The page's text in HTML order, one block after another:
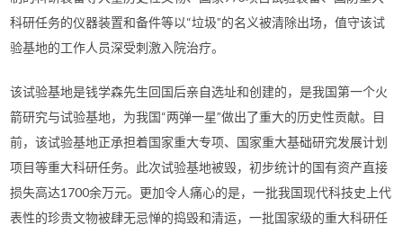
科研任务的仪器装置和备件等以“垃圾”的名义被清除出场，值守该试
验基地的工作人员深受刺激入院治疗。
该试验基地是钱学森先生回国后亲自选址和创建的，是我国第一个火
箭研究与试验基地，为我国“两弹一星”做出了重大的历史性贡献。目
前，该试验基地正承担着国家重大专项、国家重大基础研究发展计划
项目等重大科研任务。此次试验基地被毁，初步统计的国有资产直接
损失高达1700余万元。更加令人痛心的是，一批我国现代科技史上代
表性的珍贵文物被肆无忌惮的捣毁和清运，一批国家级的重大科研任